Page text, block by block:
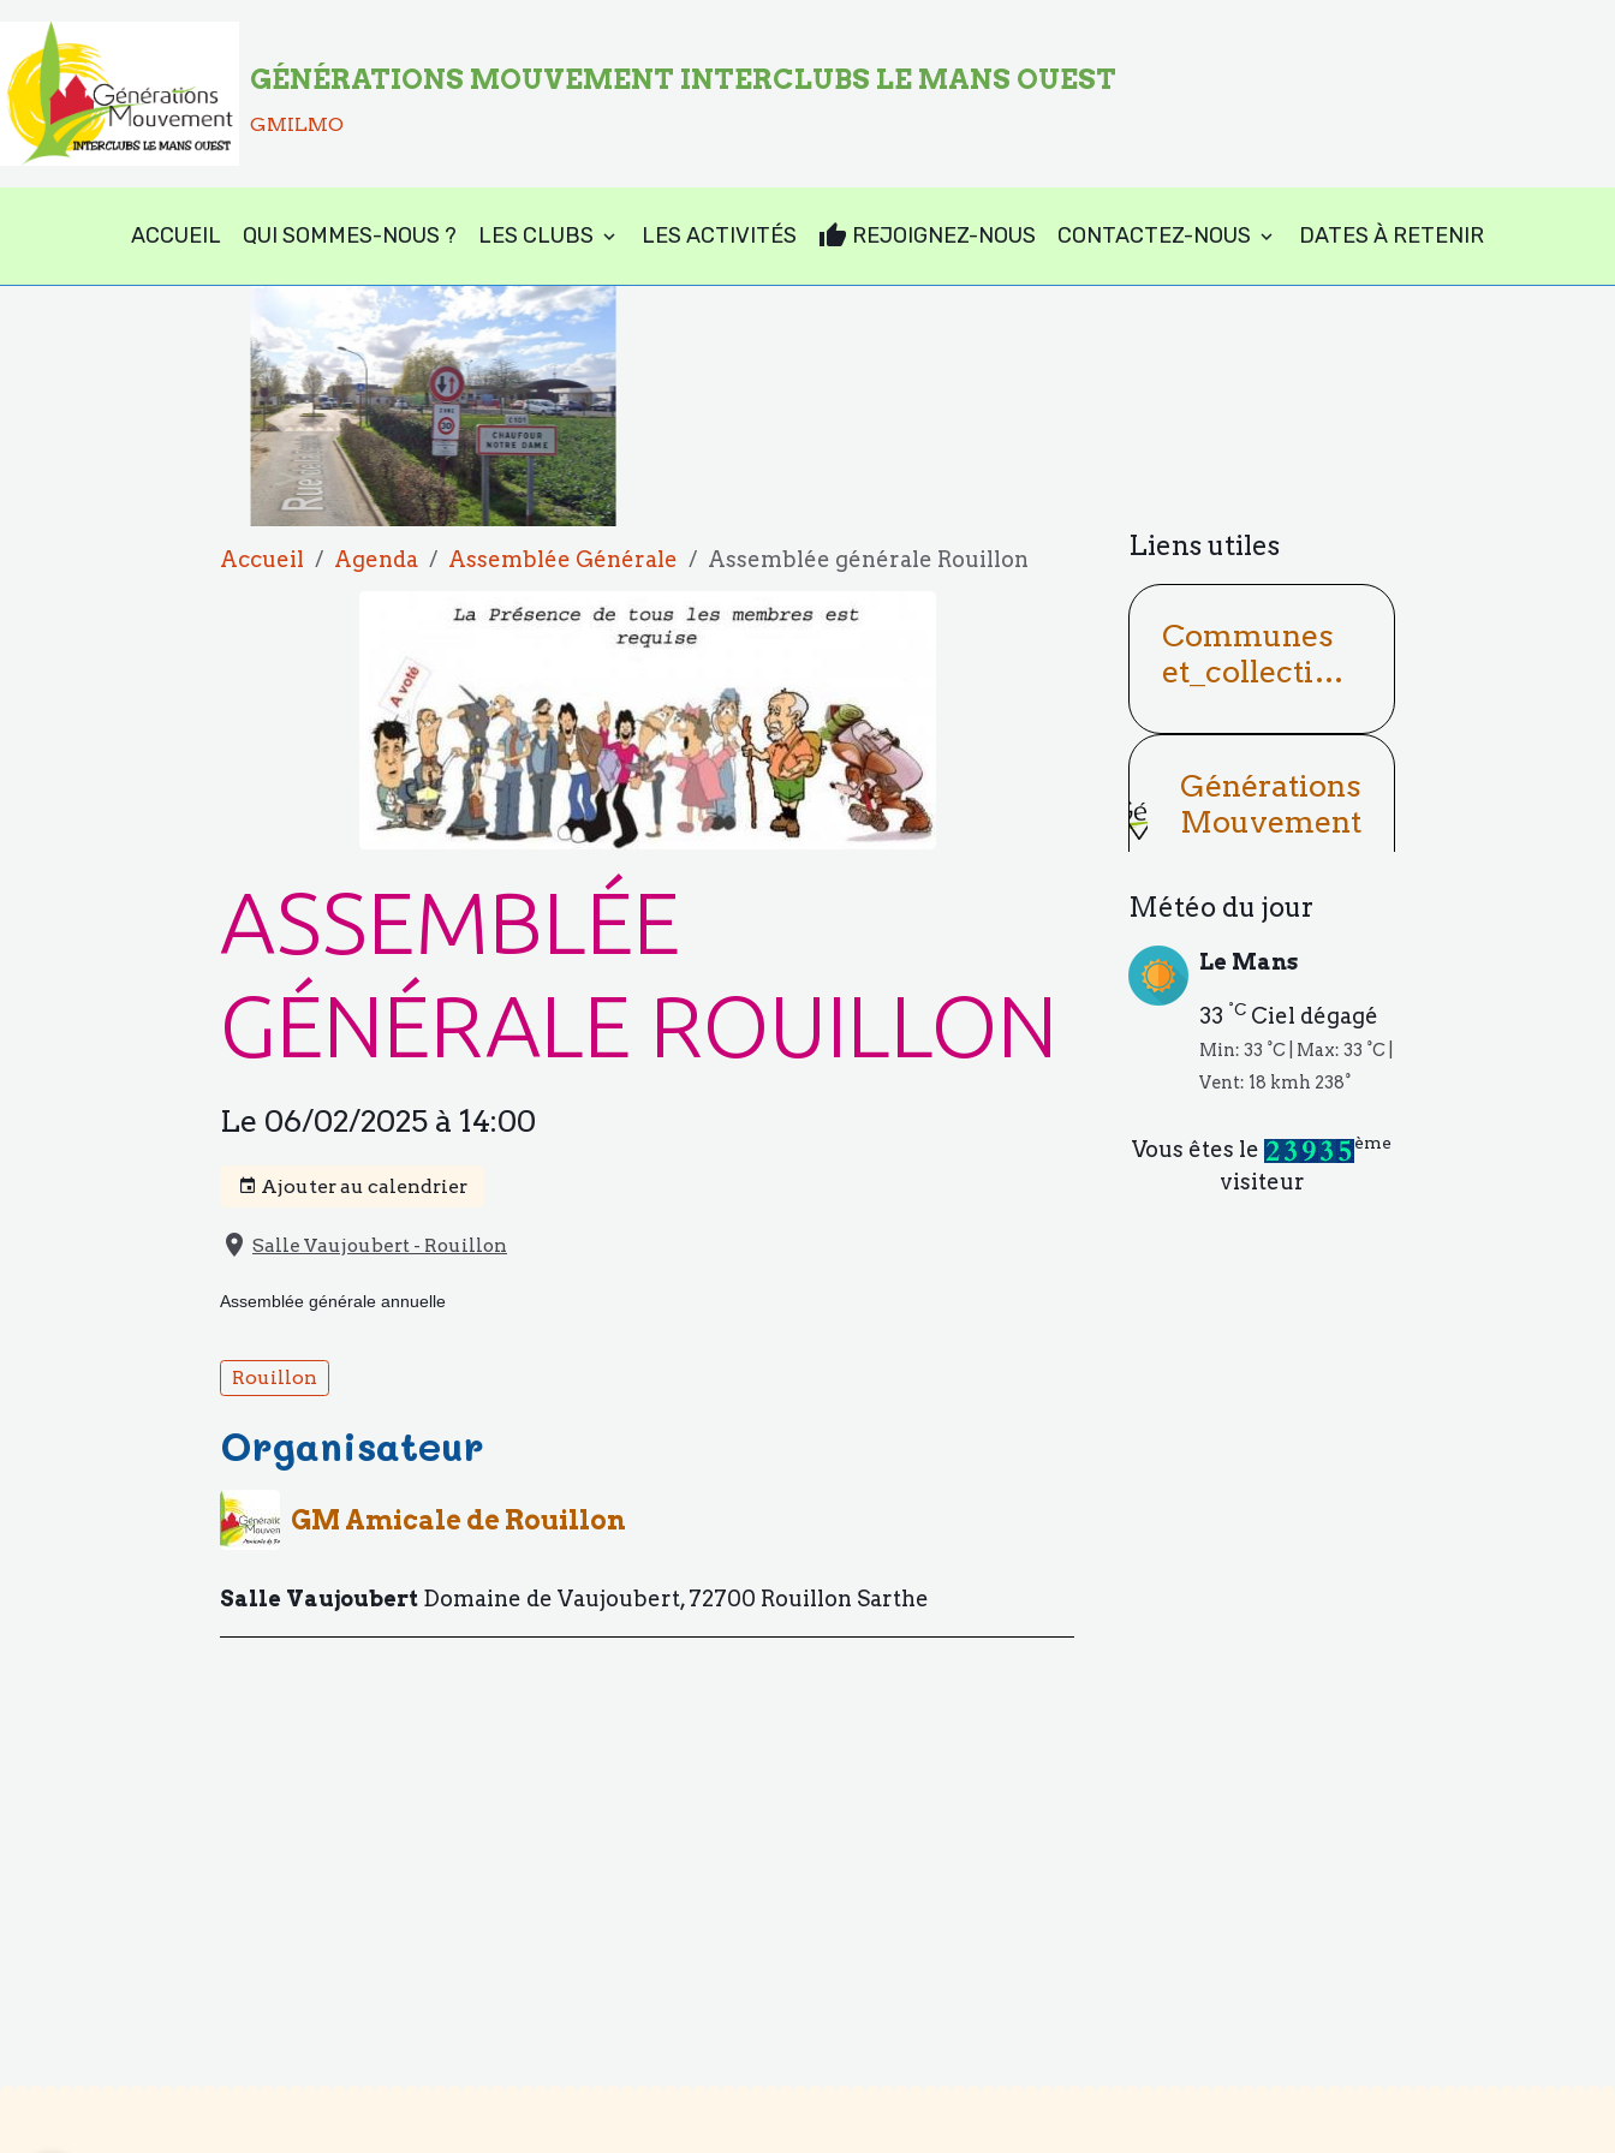
GÉNÉRATIONS MOUVEMENT INTERCLUBS LE MANS OUEST
GMILMO
ACCUEIL QUI SOMMES-NOUS ? LES CLUBS LES ACTIVITÉS REJOIGNEZ-NOUS CONTACTEZ-NOUS DATES À RETENIR
Accueil Agenda Assemblée Générale Assemblée générale Rouillon
ASSEMBLÉE
GÉNÉRALE ROUILLON
Le 06/02/2025 à 14:00
Ajouter au calendrier
Salle Vaujoubert - Rouillon
Assemblée générale annuelle
Rouillon
Organisateur
GM Amicale de Rouillon
Salle Vaujoubert Domaine de Vaujoubert, 72700 Rouillon Sarthe
Liens utiles
Communes
et_collectivit
Générations
Mouvement
Météo du jour
Le Mans
33 °C Ciel dégagé
Min: 33 °C | Max: 33 °C |
Vent: 18 kmh 238°
Vous êtes le ème
visiteur